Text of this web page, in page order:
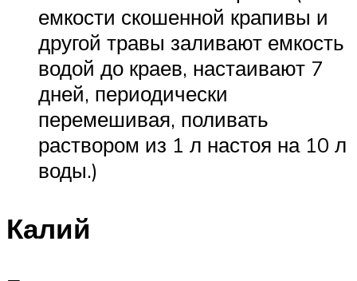
емкости скошенной крапивы и
другой травы заливают емкость
водой до краев, настаивают 7
дней, периодически
перемешивая, поливать
раствором из 1 л настоя на 10 л
воды.)
Калий